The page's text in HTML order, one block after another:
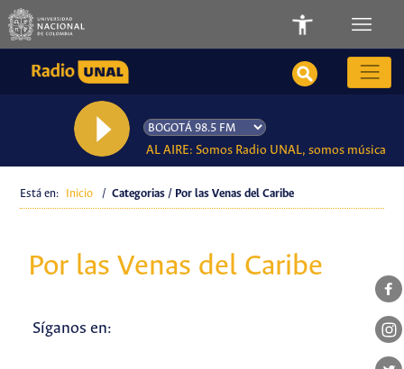
AL AIRE: Somos Radio UNAL, somos música
Está en: Inicio / Categorias / Por las Venas del Caribe
Por las Venas del Caribe
Síganos en: